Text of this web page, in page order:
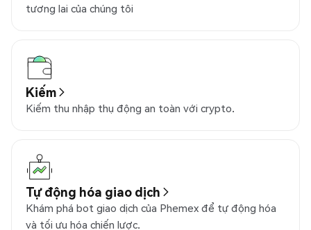
tương lai của chúng tôi
Kiếm
Kiếm thu nhập thụ động an toàn với crypto.
Tự động hóa giao dịch
Khám phá bot giao dịch của Phemex để tự động hóa
và tối ưu hóa chiến lược.